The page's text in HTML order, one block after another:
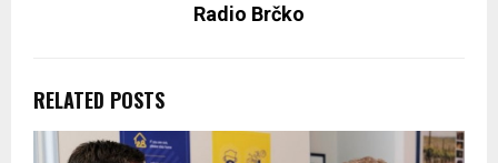
Radio Brčko
RELATED POSTS